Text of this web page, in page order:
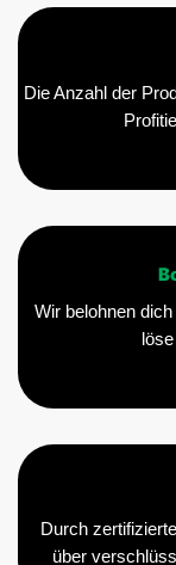
Die Anzahl der
Wir belohnen
Durch
über